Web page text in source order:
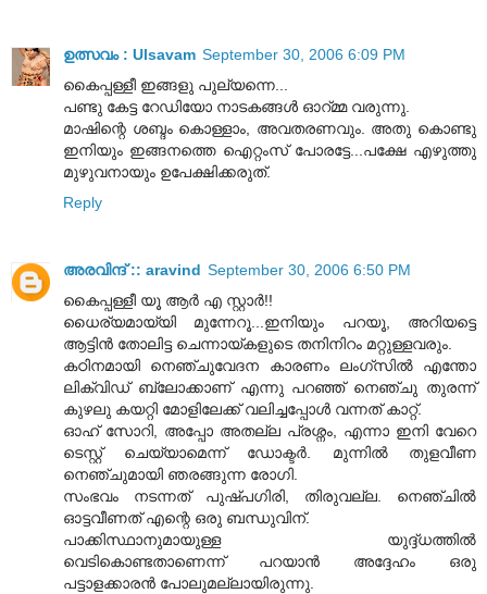
ഉത്സവം : Ulsavam September 30, 2006 6:09 PM
കൈപ്പള്ളീ ഇങ്ങളു പുല്യന്നെ...
പണ്ടു കേട്ട റേഡിയോ നാടകങ്ങള്‍ ഓറ്മ്മ വരുന്നു.
മാഷിന്റെ ശബ്ദം കൊള്ളാം, അവതരണവും. അതു കൊണ്ടു
ഇനിയും ഇങ്ങനത്തെ ഐറ്റംസ് പോരട്ടേ...പക്ഷേ എഴുത്തു
മുഴുവനായും ഉപേക്ഷിക്കരുത്.
Reply
അരവിന്ദ് :: aravind September 30, 2006 6:50 PM
കൈപ്പള്ളീ യൂ ആര്‍ എ സ്റ്റാര്‍!!
ധൈര്യമായ്യി മുന്നേറൂ...ഇനിയും പറയൂ, അറിയട്ടെ
ആട്ടിന്‍ തോലിട്ട ചെന്നായ്കളുടെ തനിനിറം മറ്റുള്ളവരും.
കഠിനമായി നെഞ്ചുവേദന കാരണം ലംഗ്‌സില്‍ എന്തോ
ലിക്വിഡ് ബ്ലോക്കാണ് എന്നു പറഞ്ഞ് നെഞ്ചു തുരന്ന്
കുഴലു കയറ്റി മോളിലേക്ക് വലിച്ചപ്പോള്‍ വന്നത് കാറ്റ്.
ഓഹ് സോറി, അപ്പോ അതല്ല പ്രശ്നം, എന്നാ ഇനി വേറെ
ടെസ്റ്റ് ചെയ്യാമെന്ന് ഡോക്ടര്‍. മുന്നില്‍ തുളവീണ
നെഞ്ചുമായി ഞരങ്ങുന്ന രോഗി.
സംഭവം നടന്നത് പുഷ്പഗിരി, തിരുവല്ല. നെഞ്ചില്‍
ഓട്ടവീണത് എന്റെ ഒരു ബന്ധുവിന്.
പാക്കിസ്ഥാനുമായുള്ള യുദ്ദ്ധത്തില്‍
വെടികൊണ്ടതാണെന്ന് പറയാന്‍ അദ്ദേഹം ഒരു
പട്ടാളക്കാരന്‍ പോലുമല്ലായിരുന്നു.